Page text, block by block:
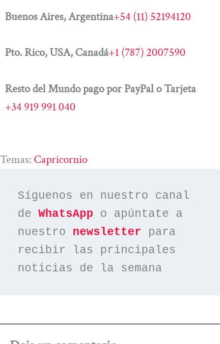
Buenos Aires, Argentina+54 (11) 52194120
Pto. Rico, USA, Canadá+1 (787) 2007590
Resto del Mundo pago por PayPal o Tarjeta
+34 919 991 040
Temas: Capricornio
Síguenos en nuestro canal
de WhatsApp o apúntate a
nuestro newsletter para
recibir las principales
noticias de la semana